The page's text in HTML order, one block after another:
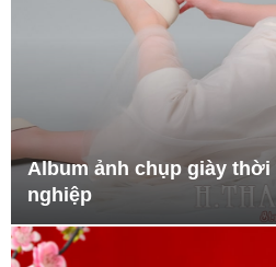
Album ảnh chụp giày thời
nghiệp